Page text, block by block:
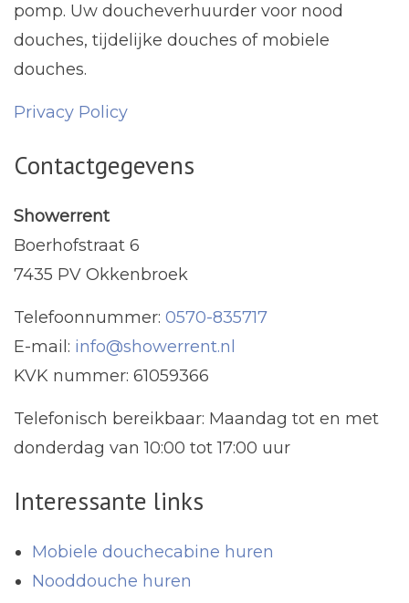
pomp. Uw doucheverhuurder voor nood
douches, tijdelijke douches of mobiele
douches.
Privacy Policy
Contactgegevens
Showerrent
Boerhofstraat 6
7435 PV Okkenbroek
Telefoonnummer: 0570-835717
E-mail: info@showerrent.nl
KVK nummer: 61059366
Telefonisch bereikbaar: Maandag tot en met
donderdag van 10:00 tot 17:00 uur
Interessante links
Mobiele douchecabine huren
Nooddouche huren